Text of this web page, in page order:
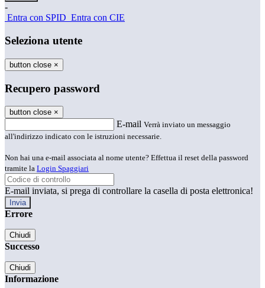
-
Entra con SPID Entra con CIE
Seleziona utente
button close ×
Recupero password
button close ×
E-mail Verrà inviato un messaggio
all'indirizzo indicato con le istruzioni necessarie.
Non hai una e-mail associata al nome utente? Effettua il reset della password
tramite la Login Spaggiari
E-mail inviata, si prega di controllare la casella di posta elettronica!
Errore
Chiudi
Successo
Chiudi
Informazione